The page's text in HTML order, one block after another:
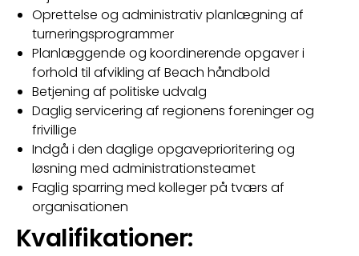
Oprettelse og administrativ planlægning af
turneringsprogrammer
Planlæggende og koordinerende opgaver i
forhold til afvikling af Beach håndbold
Betjening af politiske udvalg
Daglig servicering af regionens foreninger og
frivillige
Indgå i den daglige opgaveprioritering og
løsning med administrationsteamet
Faglig sparring med kolleger på tværs af
organisationen
Kvalifikationer: